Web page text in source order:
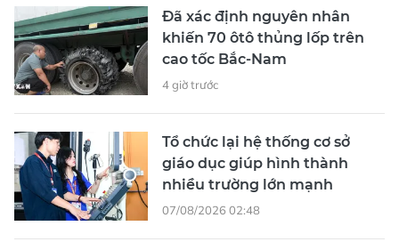
Đã xác định nguyên nhân
khiến 70 ôtô thủng lốp trên
cao tốc Bắc-Nam
4 giờ trước
Tổ chức lại hệ thống cơ sở
giáo dục giúp hình thành
nhiều trường lớn mạnh
07/08/2026 02:48